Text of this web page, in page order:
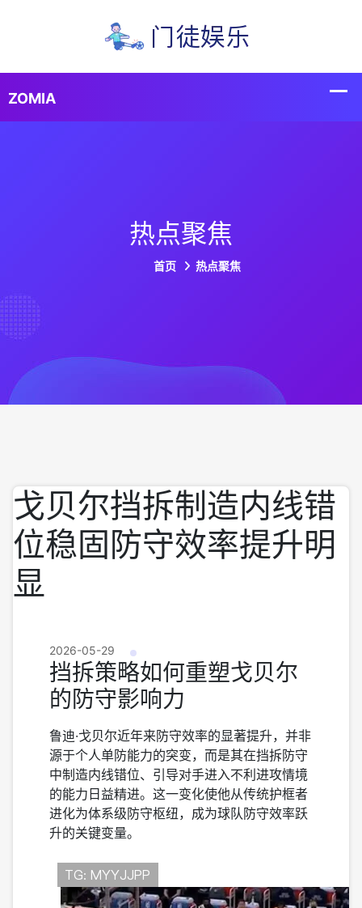
热点聚焦
首页 热点聚焦
戈贝尔挡拆制造内线错
位稳固防守效率提升明
显
2026-05-29
挡拆策略如何重塑戈贝尔
的防守影响力
鲁迪·戈贝尔近年来防守效率的显著提升，并非
源于个人单防能力的突变，而是其在挡拆防守
中制造内线错位、引导对手进入不利进攻情境
的能力日益精进。这一变化使他从传统护框者
进化为体系级防守枢纽，成为球队防守效率跃
升的关键变量。